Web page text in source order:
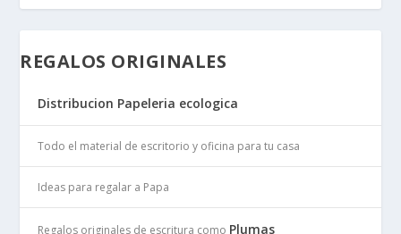
REGALOS ORIGINALES
Distribucion Papeleria ecologica
Todo el material de escritorio y oficina para tu casa
Ideas para regalar a Papa
Regalos originales de escritura como Plumas